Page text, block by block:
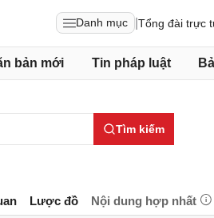
Danh mục Tổng đài trực
bản mới Tin pháp luật
Tìm kiếm
Lược đồ Nội dung hợp nhất